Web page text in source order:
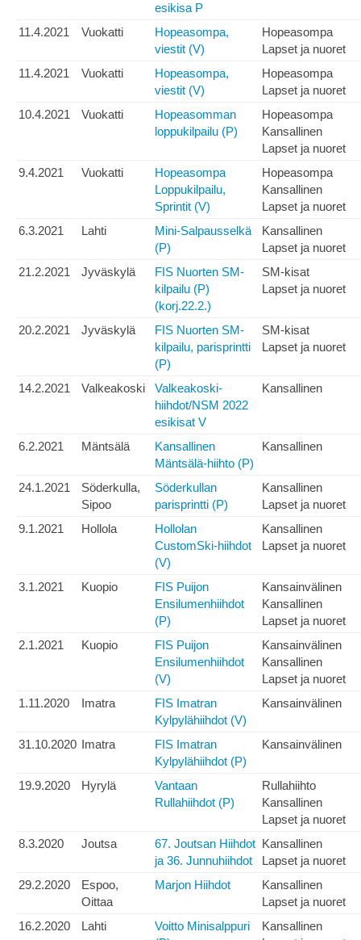
esikisa P
11.4.2021 Vuokatti
Hopeasompa,
viestit (V)
Hopeasompa
Lapset ja nuoret
11.4.2021
Vuokatti
Hopeasompa,
viestit (V)
Hopeasompa
Lapset ja nuoret
10.4.2021
Vuokatti
Hopeasomman
loppukilpailu (P)
Hopeasompa
Kansallinen
Lapset ja nuoret
9.4.2021
Vuokatti
Hopeasompa
Loppukilpailu,
Sprintit (V)
Hopeasompa
Kansallinen
Lapset ja nuoret
6.3.2021
Lahti
Mini-Salpausselkä
(P)
Kansallinen
Lapset ja nuoret
21.2.2021
Jyväskylä
FIS Nuorten SM-
kilpailu (P)
(korj.22.2.)
SM-kisat
Lapset ja nuoret
20.2.2021 Jyväskylä
FIS Nuorten SM-
kilpailu, parisprintti
(P)
SM-kisat
Lapset ja nuoret
14.2.2021 Valkeakoski
Valkeakoski-
hiihdot/NSM 2022
esikisat V
Kansallinen
6.2.2021 Mäntsälä
Kansallinen
Mäntsälä-hiihto (P)
Kansallinen
24.1.2021
Söderkulla,
Sipoo
Söderkullan
parisprintti (P)
Kansallinen
Lapset ja nuoret
9.1.2021
Hollola
Hollolan
CustomSki-hiihdot
(V)
Kansallinen
Lapset ja nuoret
3.1.2021 Kuopio
FIS Puijon
Ensilumenhiihdot
(P)
Kansainvälinen
Kansallinen
Lapset ja nuoret
2.1.2021
Kuopio
FIS Puijon
Ensilumenhiihdot
(V)
Kansainvälinen
Kansallinen
Lapset ja nuoret
1.11.2020
Imatra
FIS Imatran
Kylpylähiihdot (V)
Kansainvälinen
31.10.2020 Imatra
FIS Imatran
Kylpylähiihdot (P)
Kansainvälinen
19.9.2020 Hyrylä
Vantaan
Rullahiihdot (P)
Rullahiihto
Kansallinen
Lapset ja nuoret
8.3.2020
Joutsa
67. Joutsan Hiihdot
ja 36. Junnuhiihdot
Kansallinen
Lapset ja nuoret
29.2.2020
Espoo,
Oittaa
Marjon Hiihdot
Kansallinen
Lapset ja nuoret
16.2.2020
Lahti
Voitto Minisalppuri
Kansallinen